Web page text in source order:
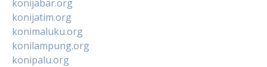
konijabar.org
konijatim.org
konimaluku.org
konilampung.org
konipalu.org